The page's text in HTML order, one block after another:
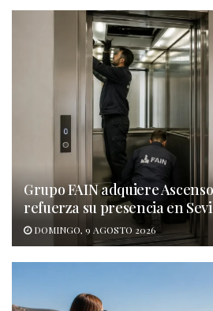
Grupo FAIN adquiere
refuerza su presencia en
DOMINGO, 9 AGOSTO 2026